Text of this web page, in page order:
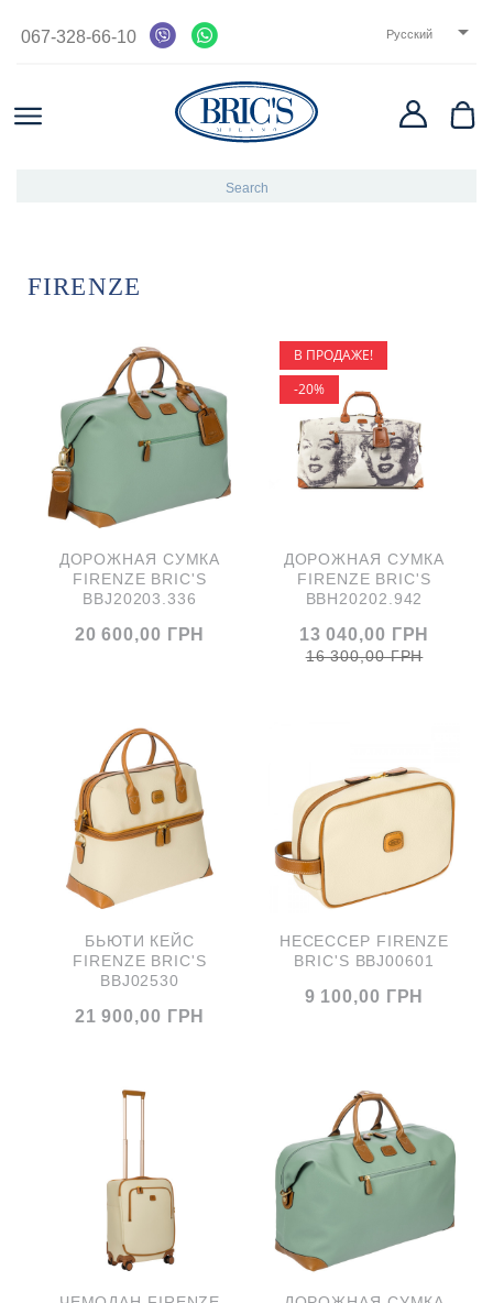
067-328-66-10 Русский 
FIRENZE
ДОРОЖНАЯ СУМКА
FIRENZE BRIC'S
BBJ20203.336
20 600,00 ГРН
ДОРОЖНАЯ СУМКА
FIRENZE BRIC'S
BBH20202.942
16 300,00 ГРН
13 040,00 ГРН
В ПРОДАЖЕ!
-20%
БЬЮТИ КЕЙС
FIRENZE BRIC'S
BBJ02530
21 900,00 ГРН
НЕСЕССЕР FIRENZE
BRIC'S BBJ00601
9 100,00 ГРН